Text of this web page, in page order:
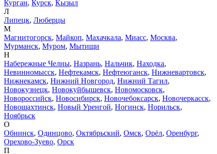
Курган, Курск, Кызыл
Л
Липецк, Люберцы
М
Магнитогорск, Майкоп, Махачкала, Миасс, Москва,
Мурманск, Муром, Мытищи
Н
Набережные Челны, Назрань, Нальчик, Находка,
Невинномысск, Нефтекамск, Нефтеюганск, Нижневартовск,
Нижнекамск, Нижний Новгород, Нижний Тагил,
Новокузнецк, Новокуйбышевск, Новомосковск,
Новороссийск, Новосибирск, Новочебоксарск, Новочеркасск,
Новошахтинск, Новый Уренгой, Ногинск, Норильск,
Ноябрьск
О
Обнинск, Одинцово, Октябрьский, Омск, Орёл, Оренбург,
Орехово-Зуево, Орск
П